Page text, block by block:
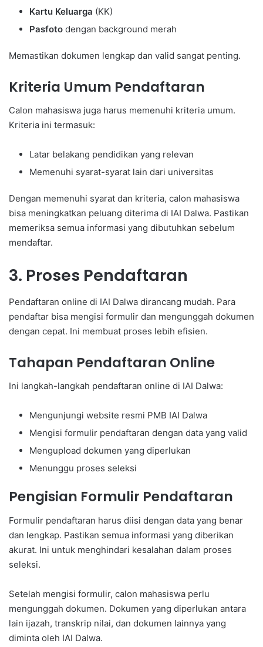
Kartu Keluarga (KK)
Pasfoto dengan background merah
Memastikan dokumen lengkap dan valid sangat penting.
Kriteria Umum Pendaftaran
Calon mahasiswa juga harus memenuhi kriteria umum.
Kriteria ini termasuk:
Latar belakang pendidikan yang relevan
Memenuhi syarat-syarat lain dari universitas
Dengan memenuhi syarat dan kriteria, calon mahasiswa
bisa meningkatkan peluang diterima di IAI Dalwa. Pastikan
memeriksa semua informasi yang dibutuhkan sebelum
mendaftar.
3. Proses Pendaftaran
Pendaftaran online di IAI Dalwa dirancang mudah. Para
pendaftar bisa mengisi formulir dan mengunggah dokumen
dengan cepat. Ini membuat proses lebih efisien.
Tahapan Pendaftaran Online
Ini langkah-langkah pendaftaran online di IAI Dalwa:
Mengunjungi website resmi PMB IAI Dalwa
Mengisi formulir pendaftaran dengan data yang valid
Mengupload dokumen yang diperlukan
Menunggu proses seleksi
Pengisian Formulir Pendaftaran
Formulir pendaftaran harus diisi dengan data yang benar
dan lengkap. Pastikan semua informasi yang diberikan
akurat. Ini untuk menghindari kesalahan dalam proses
seleksi.
Setelah mengisi formulir, calon mahasiswa perlu
mengunggah dokumen. Dokumen yang diperlukan antara
lain ijazah, transkrip nilai, dan dokumen lainnya yang
diminta oleh IAI Dalwa.